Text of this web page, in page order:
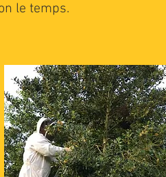
le temps.